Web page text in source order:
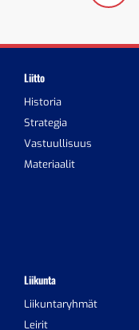
Liitto
Historia
Strategia
Vastuullisuus
Materiaalit
Liikunta
Liikuntaryhmät
Leirit